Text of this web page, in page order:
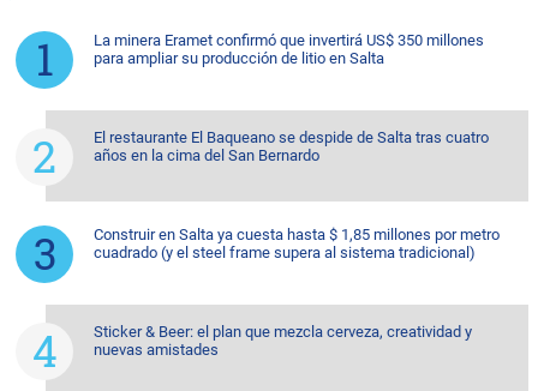
La minera Eramet confirmó que invertirá US$ 350 millones
para ampliar su producción de litio en Salta
El restaurante El Baqueano se despide de Salta tras cuatro
años en la cima del San Bernardo
Construir en Salta ya cuesta hasta $ 1,85 millones por metro
cuadrado (y el steel frame supera al sistema tradicional)
Sticker & Beer: el plan que mezcla cerveza, creatividad y
nuevas amistades